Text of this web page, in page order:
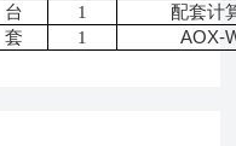
台 1 配套计
套 1 AOX-